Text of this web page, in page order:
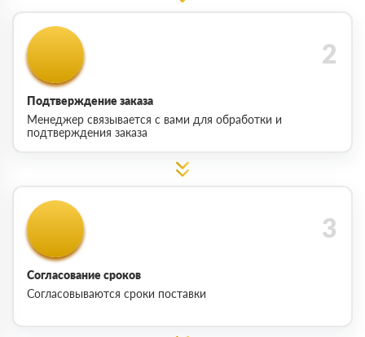
Подтверждение заказа
Менеджер связывается с вами для обработки и
подтверждения заказа
Согласование сроков
Согласовываются сроки поставки